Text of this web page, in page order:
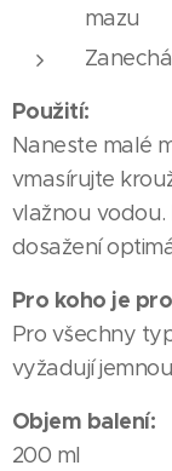
mazu
Použití:
Naneste malé
vmasírujte
vlažnou vodou.
dosažení
Pro koho je
Pro všechny
vyžadují
Objem balení:
200 ml